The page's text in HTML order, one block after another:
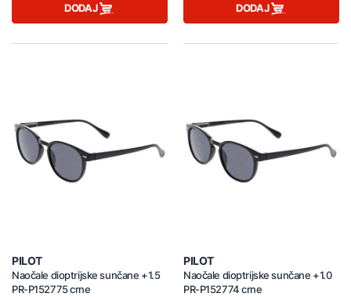
DODAJ DODAJ
PILOT
Naočale dioptrijske sunčane +1.5
PR-P152775 crne
PILOT
Naočale dioptrijske sunčane +1.0
PR-P152774 crne